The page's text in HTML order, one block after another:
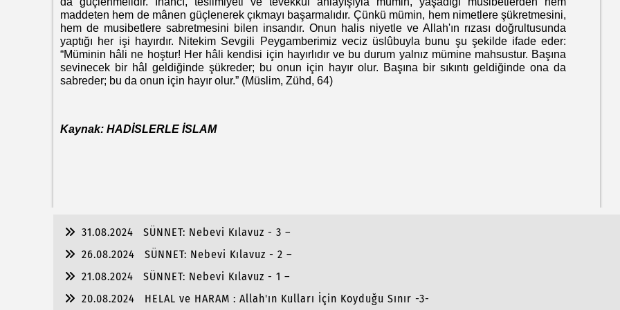
maddeten hem de mânen güçlenerek çıkmayı başarmalıdır. Çünkü mümin, hem nimetlere şükretmesini,
hem de musibetlere sabretmesini bilen insandır. Onun halis niyetle ve Allah'ın rızası doğrultusunda
yaptığı her işi hayırdır. Nitekim Sevgili Peygamberimiz veciz üslûbuyla bunu şu şekilde ifade eder:
“Müminin hâli ne hoştur! Her hâli kendisi için hayırlıdır ve bu durum yalnız mümine mahsustur. Başına
sevinecek bir hâl geldiğinde şükreder; bu onun için hayır olur. Başına bir sıkıntı geldiğinde ona da
sabreder; bu da onun için hayır olur.” (Müslim, Zühd, 64)
Kaynak: HADİSLERLE İSLAM
31.08.2024
SÜNNET: Nebevi Kılavuz - 3 –
26.08.2024
SÜNNET: Nebevi Kılavuz - 2 –
21.08.2024
SÜNNET: Nebevi Kılavuz - 1 –
20.08.2024
HELAL ve HARAM : Allah'ın Kulları İçin Koyduğu Sınır -3-